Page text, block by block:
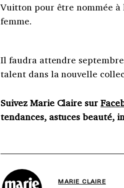
Vuitton pour être nommée
femme.
Il faudra attendre
talent dans la nouvelle
Suivez Marie Claire sur
tendances, astuces beauté,
MARIE CLAIRE